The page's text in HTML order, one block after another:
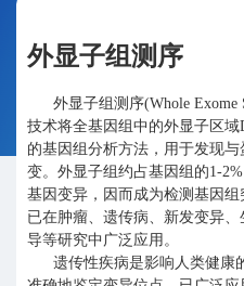
外显子组测序
外显子组测序(Whole Exome
技术将全基因组中的外显子区
的基因组分析方法，用于发现
变。外显子组约占基因组的1-
基因变异，因而成为检测基因
已在肿瘤、遗传病、新发变异
导等研究中广泛应用。
遗传性疾病是影响人类健康的